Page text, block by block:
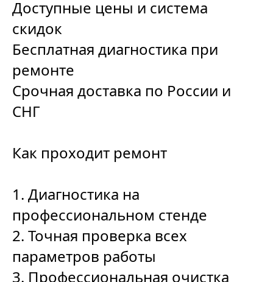
Доступные цены и система
скидок
Бесплатная диагностика при
ремонте
Срочная доставка по России и
СНГ
Как проходит ремонт
1. Диагностика на
профессиональном стенде
2. Точная проверка всех
параметров работы
3. Профессиональная очистка